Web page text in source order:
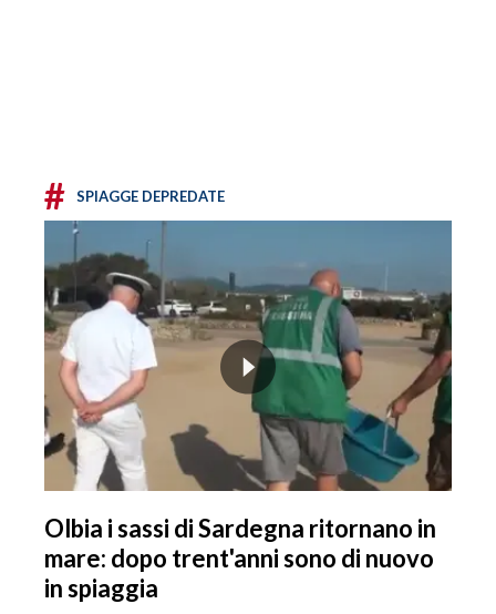
# SPIAGGE DEPREDATE
Olbia i sassi di Sardegna ritornano in
mare: dopo trent'anni sono di nuovo
in spiaggia